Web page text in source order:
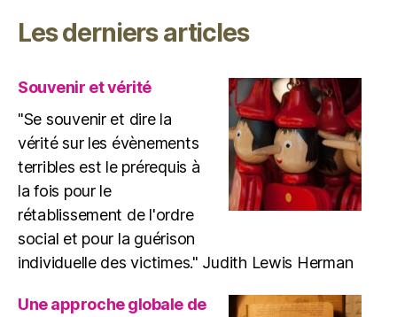
Les derniers articles
Souvenir et vérité
"Se souvenir et dire la
vérité sur les évènements
terribles est le prérequis à
la fois pour le
rétablissement de l'ordre
social et pour la guérison
individuelle des victimes." Judith Lewis Herman
Une approche globale de